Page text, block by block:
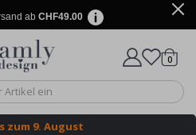
ab CHF49.00
Bewertungen
Wagen
0
zum 9. August